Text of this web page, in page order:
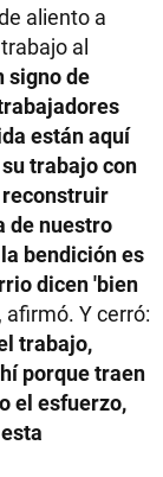
aliento a
al
signo de
están aquí
trabajo con
reconstruir
de nuestro
bendición es
dicen 'bien
, afirmó. Y cerró:
trabajo,
porque traen
el esfuerzo,